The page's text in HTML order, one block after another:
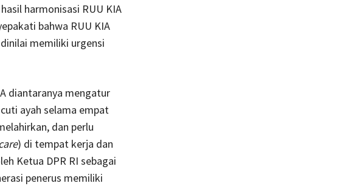
harmonisasi RUU KIA
bahwa RUU KIA
memiliki urgensi
diantaranya mengatur
ayah selama empat
dan perlu
) di tempat kerja dan
Ketua DPR RI sebagai
penerus memiliki